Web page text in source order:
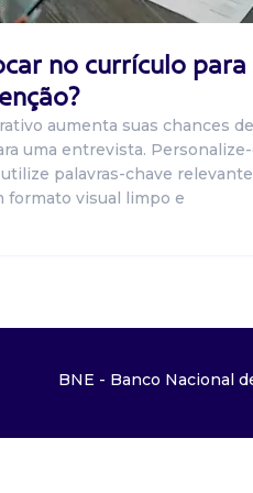
no currículo para
aumenta suas chances de
uma entrevista.
utilize palavras-chave
formato visual limpo e
BNE - Banco Nacional